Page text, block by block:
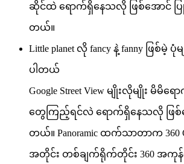
ဆိုင်ထဲ ရောက်ရှိနေသလို ဖြစ်အောင် ပြု
တယ်။
Little planet လို fancy နဲ့ fanny ဖြစ်
ပါတယ်
Google Street View မျိုးလိုမျိုး မိမိရ
တွေကြည့်ရင်လဲ ရောက်ရှိနေသလို ဖြစ်အေ
တယ်။ Panoramic ထက်သာတာက 360
အတိုင်း တစ်ချက်ရိုက်တိုင်း 360 အကုန်